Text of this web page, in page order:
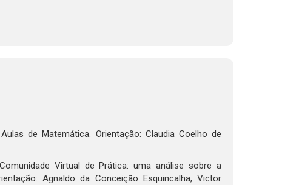
de Matemática. Orientação: Claudia Coelho de
Virtual de Prática: uma análise sobre a
Agnaldo da Conceição Esquincalha, Victor